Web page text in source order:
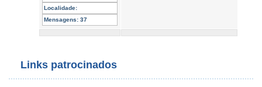
Localidade:
Mensagens: 37
Links patrocinados